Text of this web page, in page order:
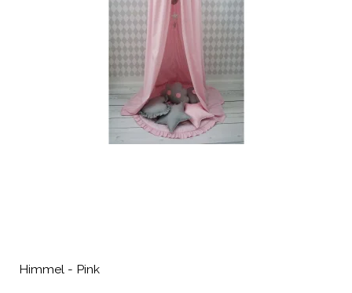
Himmel - Pink